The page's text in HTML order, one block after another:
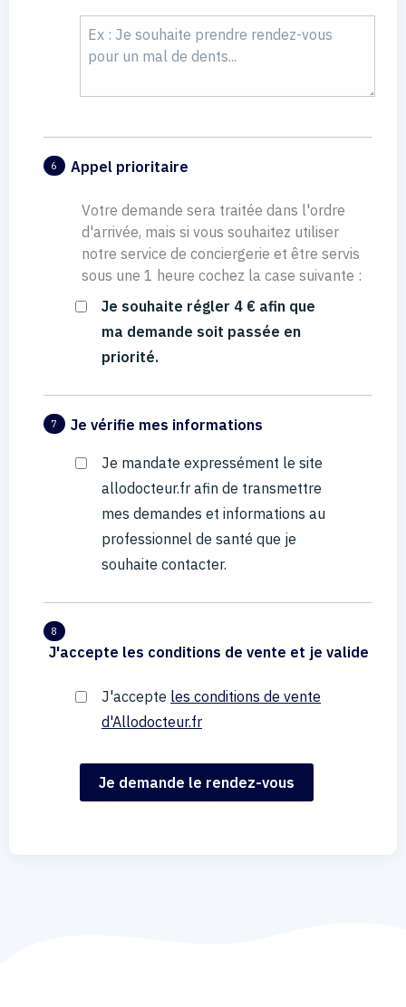
6 Appel prioritaire
Votre demande sera traitée dans l'ordre
d'arrivée, mais si vous souhaitez utiliser
notre service de conciergerie et être servis
sous une 1 heure cochez la case suivante :
Je souhaite régler 4 € afin que
ma demande soit passée en
priorité.
7 Je vérifie mes informations
Je mandate expressément le site
allodocteur.fr afin de transmettre
mes demandes et informations au
professionnel de santé que je
souhaite contacter.
8
J'accepte les conditions de vente et je valide
J'accepte les conditions de vente
d'Allodocteur.fr